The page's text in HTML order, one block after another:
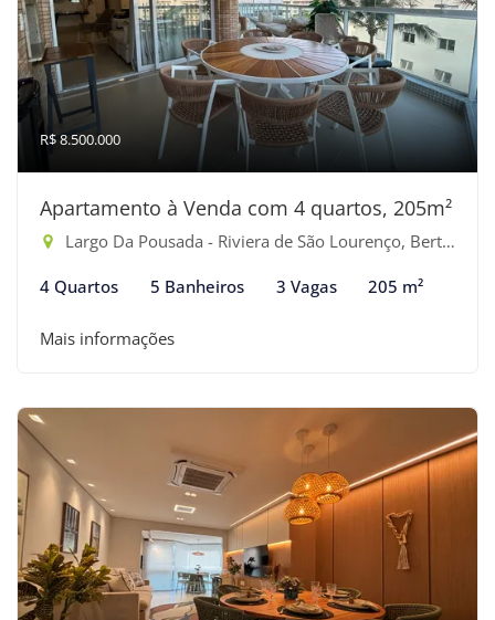
R$ 8.500.000
Apartamento à Venda com 4 quartos, 205m²
Largo Da Pousada - Riviera de São Lourenço, Bertioga-SP
4 Quartos 5 Banheiros 3 Vagas 205 m²
Mais informações